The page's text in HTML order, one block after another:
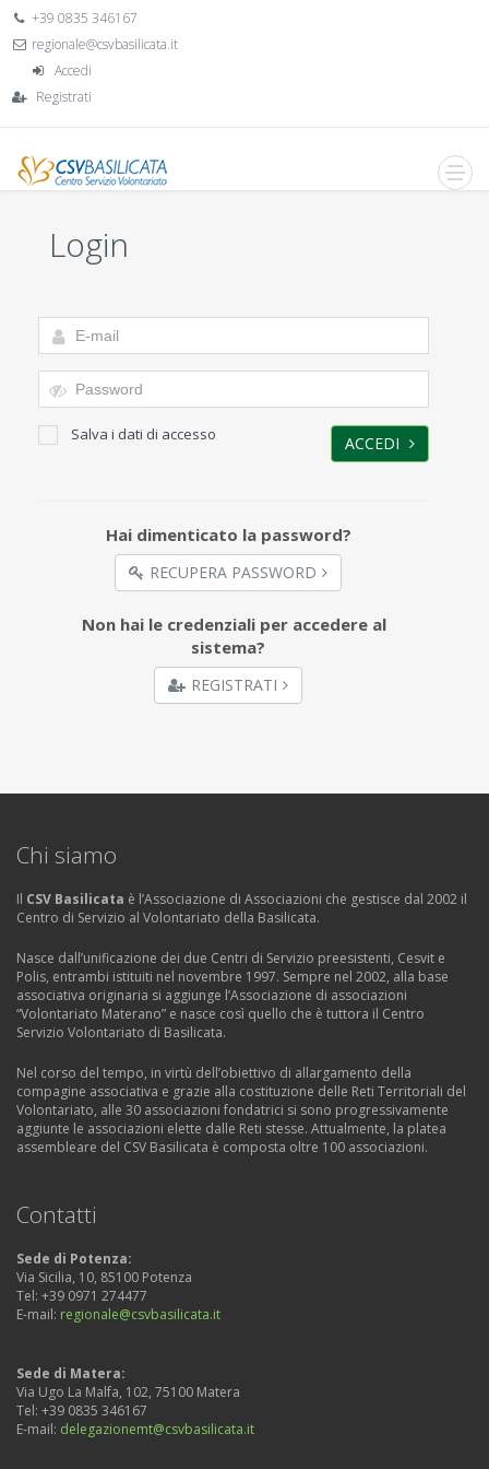
+39 0835 346167
regionale@csvbasilicata.it
Accedi
Registrati
Login
Salva i dati di accesso ACCEDI
Hai dimenticato la password?
RECUPERA PASSWORD
Non hai le credenziali per accedere al
sistema?
REGISTRATI
Chi siamo
Il CSV Basilicata è l’Associazione di Associazioni che gestisce dal 2002 il
Centro di Servizio al Volontariato della Basilicata.
Nasce dall’unificazione dei due Centri di Servizio preesistenti, Cesvit e
Polis, entrambi istituiti nel novembre 1997. Sempre nel 2002, alla base
associativa originaria si aggiunge l’Associazione di associazioni
“Volontariato Materano” e nasce così quello che è tuttora il Centro
Servizio Volontariato di Basilicata.
Nel corso del tempo, in virtù dell’obiettivo di allargamento della
compagine associativa e grazie alla costituzione delle Reti Territoriali del
Volontariato, alle 30 associazioni fondatrici si sono progressivamente
aggiunte le associazioni elette dalle Reti stesse. Attualmente, la platea
assembleare del CSV Basilicata è composta oltre 100 associazioni.
Contatti
Sede di Potenza:
Via Sicilia, 10, 85100 Potenza
Tel: +39 0971 274477
E-mail: regionale@csvbasilicata.it
Sede di Matera:
Via Ugo La Malfa, 102, 75100 Matera
Tel: +39 0835 346167
E-mail: delegazionemt@csvbasilicata.it